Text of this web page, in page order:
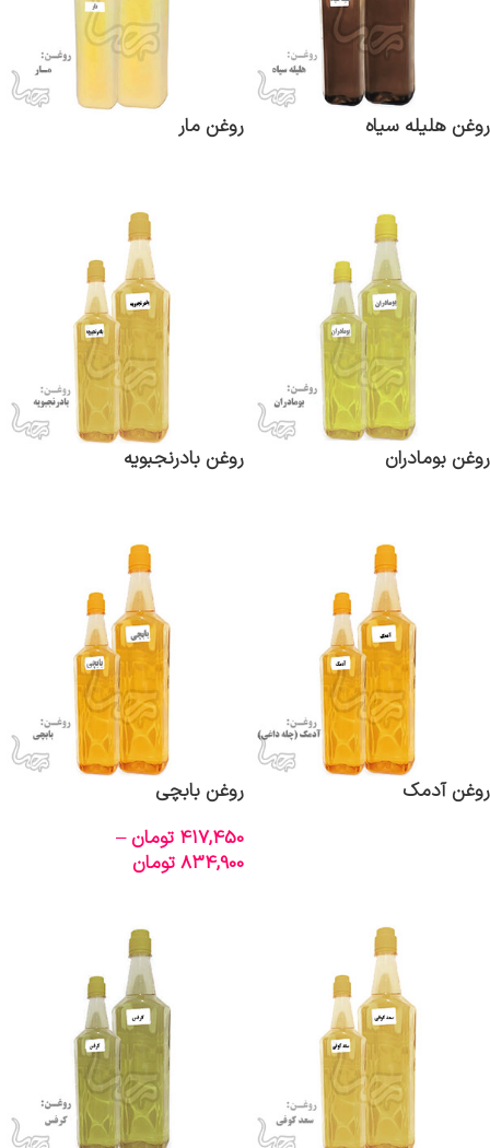
روغن هلیله سیاه روغن مار
روغن بومادران روغن بادرنجبویه
روغن آدمک
روغن بابچی
417,450 تومان –
834,900تومان